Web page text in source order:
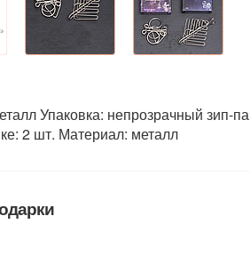
Упаковка: непрозрачный зип-
2 шт. Материал: металл